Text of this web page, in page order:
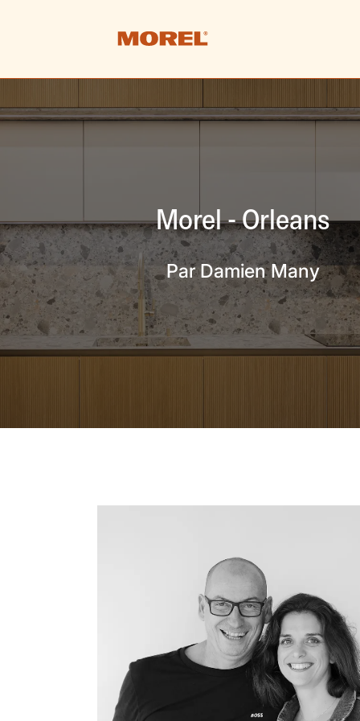
Morel - Orleans
Par Damien Many